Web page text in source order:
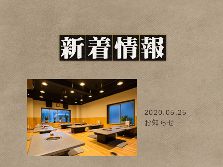
2020.05.25
お知らせ